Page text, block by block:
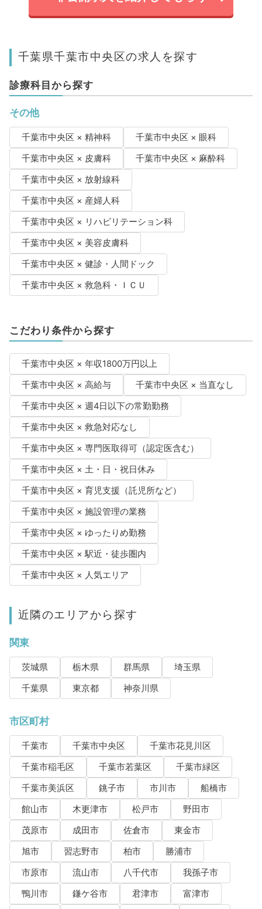
千葉県千葉市中央区の求人を探す
診療科目から探す
その他
千葉市中央区 × 精神科
千葉市中央区 × 眼科
千葉市中央区 × 皮膚科
千葉市中央区 × 麻酔科
千葉市中央区 × 放射線科
千葉市中央区 × 産婦人科
千葉市中央区 × リハビリテーション科
千葉市中央区 × 美容皮膚科
千葉市中央区 × 健診・人間ドック
千葉市中央区 × 救急科・ＩＣＵ
こだわり条件から探す
千葉市中央区 × 年収1800万円以上
千葉市中央区 × 高給与
千葉市中央区 × 当直なし
千葉市中央区 × 週4日以下の常勤勤務
千葉市中央区 × 救急対応なし
千葉市中央区 × 専門医取得可（認定医含む）
千葉市中央区 × 土・日・祝日休み
千葉市中央区 × 育児支援（託児所など）
千葉市中央区 × 施設管理の業務
千葉市中央区 × ゆったりめ勤務
千葉市中央区 × 駅近・徒歩圏内
千葉市中央区 × 人気エリア
近隣のエリアから探す
関東
茨城県 栃木県 群馬県
埼玉県
千葉県
東京都 神奈川県
市区町村
千葉市 千葉市中央区
千葉市花見川区
千葉市稲毛区
千葉市若葉区
千葉市緑区
千葉市美浜区
銚子市 市川市
船橋市
館山市
木更津市 松戸市
野田市
茂原市
成田市 佐倉市
東金市
旭市
習志野市 柏市
勝浦市
市原市
流山市 八千代市
我孫子市
鴨川市
鎌ケ谷市 君津市
富津市